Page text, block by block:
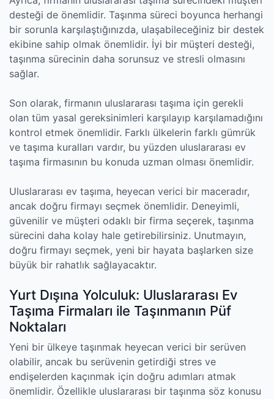
desteği de önemlidir. Taşınma süreci boyunca herhangi
bir sorunla karşılaştığınızda, ulaşabileceğiniz bir destek
ekibine sahip olmak önemlidir. İyi bir müşteri desteği,
taşınma sürecinin daha sorunsuz ve stresli olmasını
sağlar.
Son olarak, firmanın uluslararası taşıma için gerekli
olan tüm yasal gereksinimleri karşılayıp karşılamadığını
kontrol etmek önemlidir. Farklı ülkelerin farklı gümrük
ve taşıma kuralları vardır, bu yüzden uluslararası ev
taşıma firmasının bu konuda uzman olması önemlidir.
Uluslararası ev taşıma, heyecan verici bir maceradır,
ancak doğru firmayı seçmek önemlidir. Deneyimli,
güvenilir ve müşteri odaklı bir firma seçerek, taşınma
sürecini daha kolay hale getirebilirsiniz. Unutmayın,
doğru firmayı seçmek, yeni bir hayata başlarken size
büyük bir rahatlık sağlayacaktır.
Yurt Dışına Yolculuk: Uluslararası Ev
Taşıma Firmaları ile Taşınmanın Püf
Noktaları
Yeni bir ülkeye taşınmak heyecan verici bir serüven
olabilir, ancak bu serüvenin getirdiği stres ve
endişelerden kaçınmak için doğru adımları atmak
önemlidir. Özellikle uluslararası bir taşınma söz konusu